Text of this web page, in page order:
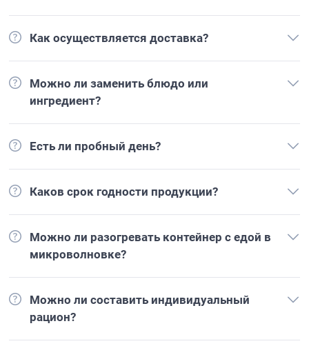
Как осуществляется доставка?
Можно ли заменить блюдо или
ингредиент?
Есть ли пробный день?
Каков срок годности продукции?
Можно ли разогревать контейнер с едой в
микроволновке?
Можно ли составить индивидуальный
рацион?